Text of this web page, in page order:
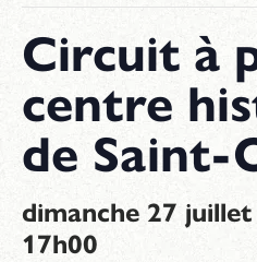
Circuit à
centre
de Saint-
dimanche 27
17h00